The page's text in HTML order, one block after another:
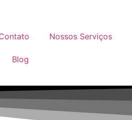
Nossos Serviços
Blog